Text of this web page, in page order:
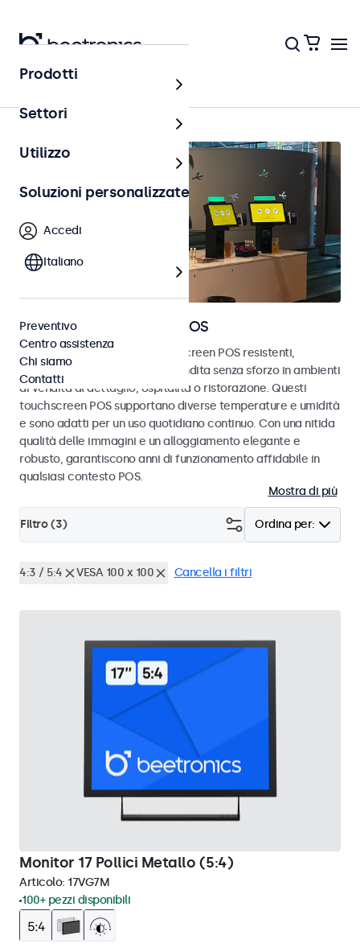
Home
Monitor e touchscreen POS
Scopri i nostri monitor e touchscreen POS resistenti,
progettati per transazioni di vendita senza sforzo in ambienti
di vendita al dettaglio, ospitalità o ristorazione. Questi
touchscreen POS supportano diverse temperature e umidità
e sono adatti per un uso quotidiano continuo. Con una nitida
qualità delle immagini e un alloggiamento elegante e
robusto, garantiscono anni di funzionamento affidabile in
qualsiasi contesto POS.
Mostra di più
Ordina per:
Filtro (3)
4:3 / 5:4 VESA 100 x 100 Cancella i filtri
Monitor 17 Pollici Metallo (5:4)
Articolo: 17VG7M
100+ pezzi disponibili
Prodotti
Settori
Utilizzo
Soluzioni personalizzate
Accedi
Italiano
Preventivo
Centro assistenza
Chi siamo
Contatti